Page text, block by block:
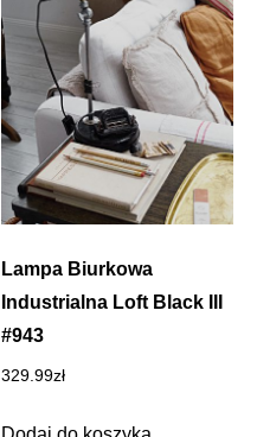
Lampa Biurkowa
Industrialna Loft Black III
#943
329.99zł